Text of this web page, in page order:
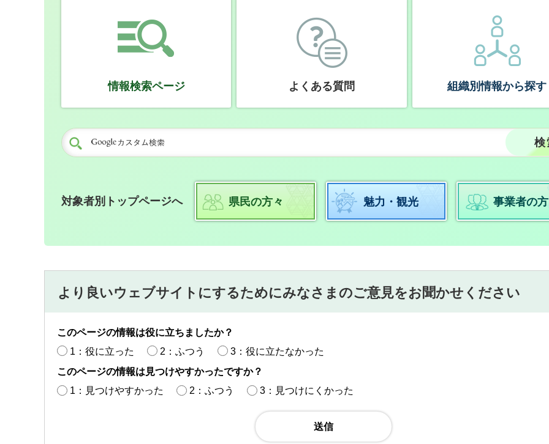
情報検索ページ よくある質問 組織別情報から探す
対象者別トップページへ 県民の方々 魅力・観光 事業者の
より良いウェブサイトにするためにみなさまのご意見をお聞かせください
このページの情報は役に立ちましたか？
1：役に立った
2：ふつう
3：役に立たなかった
このページの情報は見つけやすかったですか？
1：見つけやすかった
2：ふつう 3：見つけにくかった